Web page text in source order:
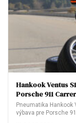
Hankook Ventus
Porsche 911
Pneumatika
výbava pre Porsche